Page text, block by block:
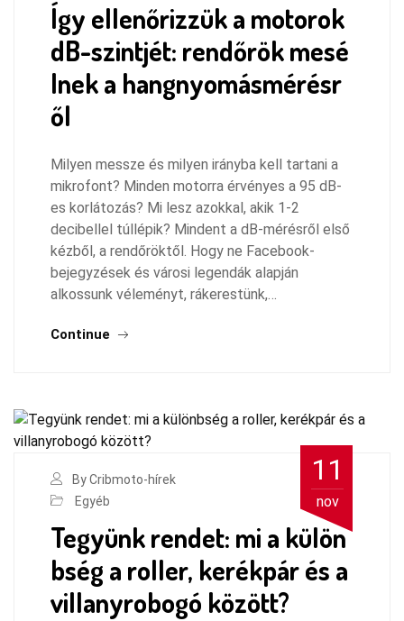
Így ellenőrizzük a motorok
dB-szintjét: rendőrök mesé
lnek a hangnyomásmérésr
ől
Milyen messze és milyen irányba kell tartani a
mikrofont? Minden motorra érvényes a 95 dB-
es korlátozás? Mi lesz azokkal, akik 1-2
decibellel túllépik? Mindent a dB-mérésről első
kézből, a rendőröktől. Hogy ne Facebook-
bejegyzések és városi legendák alapján
alkossunk véleményt, rákerestünk,…
Continue
11
nov
By Cribmoto-hírek
Egyéb
Tegyünk rendet: mi a külön
bség a roller, kerékpár és a
villanyrobogó között?